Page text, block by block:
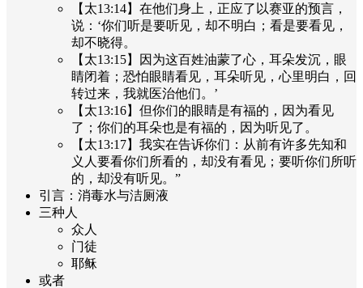
【太13:14】在他们身上，正应了以赛亚的预言，
说：‘你们听是要听见，却不明白；看是要看见，
却不晓得。
【太13:15】因为这百姓油蒙了心，耳朵发沉，眼
睛闭着；恐怕眼睛看见，耳朵听见，心里明白，回
转过来，我就医治他们。’
【太13:16】但你们的眼睛是有福的，因为看见
了；你们的耳朵也是有福的，因为听见了。
【太13:17】我实在告诉你们：从前有许多先知和
义人要看你们所看的，却没有看见；要听你们所听
的，却没有听见。”
引言：消毒水与洁厕液
三种人
众人
门徒
耶稣
或者